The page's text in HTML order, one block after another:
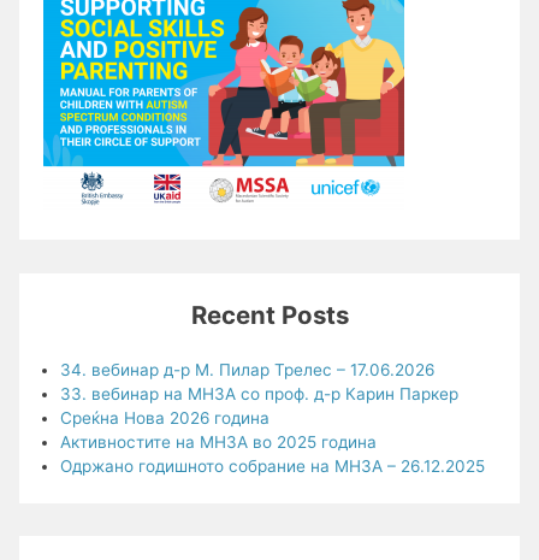
Recent Posts
34. вебинар д-р М. Пилар Трелес – 17.06.2026
33. вебинар на МНЗА со проф. д-р Карин Паркер
Среќна Нова 2026 година
Активностите на МНЗА во 2025 година
Одржано годишното собрание на МНЗА – 26.12.2025